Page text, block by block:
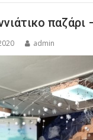
παζάρι
admin